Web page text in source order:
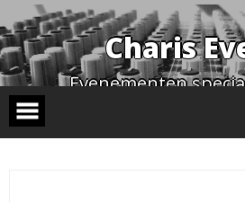
Charis
Evenementen